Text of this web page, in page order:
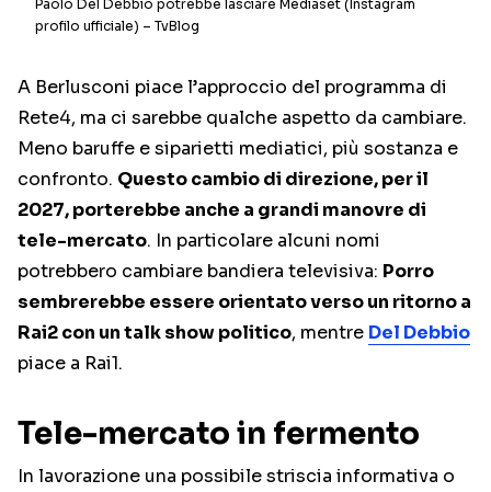
Paolo Del Debbio potrebbe lasciare Mediaset (Instagram
profilo ufficiale) – TvBlog
A Berlusconi piace l’approccio del programma di
Rete4, ma ci sarebbe qualche aspetto da cambiare.
Meno baruffe e siparietti mediatici, più sostanza e
confronto. Questo cambio di direzione, per il
2027, porterebbe anche a grandi manovre di
tele-mercato. In particolare alcuni nomi
potrebbero cambiare bandiera televisiva: Porro
sembrerebbe essere orientato verso un ritorno a
Rai2 con un talk show politico, mentre Del Debbio
piace a Rai1.
Tele-mercato in fermento
In lavorazione una possibile striscia informativa o